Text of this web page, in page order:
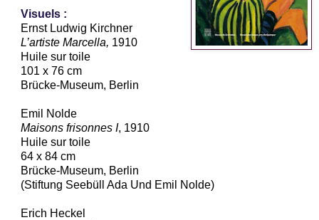
Visuels :
Ernst Ludwig Kirchner
L’artiste Marcella, 1910
Huile sur toile
101 x 76 cm
Brücke-Museum, Berlin
Emil Nolde
Maisons frisonnes I, 1910
Huile sur toile
64 x 84 cm
Brücke-Museum, Berlin
(Stiftung Seebüll Ada Und Emil Nolde)
Erich Heckel